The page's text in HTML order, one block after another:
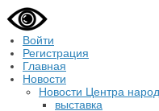
Войти
Регистрация
Главная
Новости
Новости Центра
выставка